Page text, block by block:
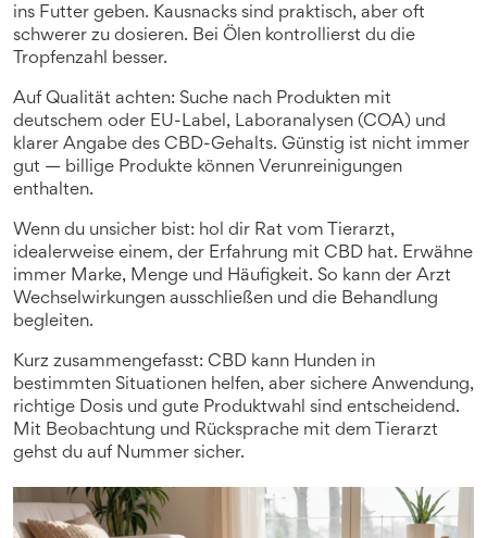
ins Futter geben. Kausnacks sind praktisch, aber oft
schwerer zu dosieren. Bei Ölen kontrollierst du die
Tropfenzahl besser.
Auf Qualität achten: Suche nach Produkten mit
deutschem oder EU-Label, Laboranalysen (COA) und
klarer Angabe des CBD-Gehalts. Günstig ist nicht immer
gut — billige Produkte können Verunreinigungen
enthalten.
Wenn du unsicher bist: hol dir Rat vom Tierarzt,
idealerweise einem, der Erfahrung mit CBD hat. Erwähne
immer Marke, Menge und Häufigkeit. So kann der Arzt
Wechselwirkungen ausschließen und die Behandlung
begleiten.
Kurz zusammengefasst: CBD kann Hunden in
bestimmten Situationen helfen, aber sichere Anwendung,
richtige Dosis und gute Produktwahl sind entscheidend.
Mit Beobachtung und Rücksprache mit dem Tierarzt
gehst du auf Nummer sicher.